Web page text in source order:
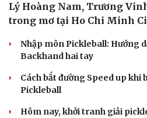
Lý Hoàng Nam, Trương
trong mơ tại Ho Chi Minh
Nhập môn Pickleball: Hướng
Backhand hai tay
Cách bắt đường Speed up khi
Pickleball
Hôm nay, khởi tranh giải